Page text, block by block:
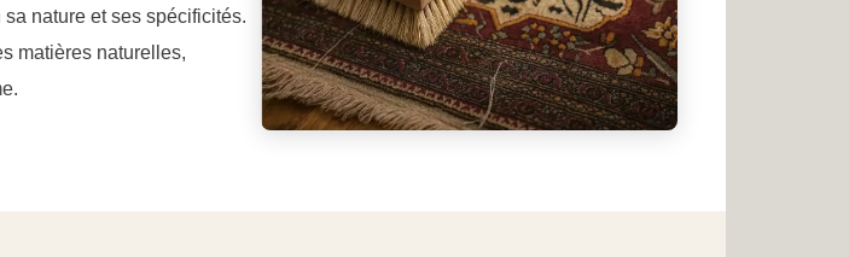
nature et ses spécificités.
matières naturelles,